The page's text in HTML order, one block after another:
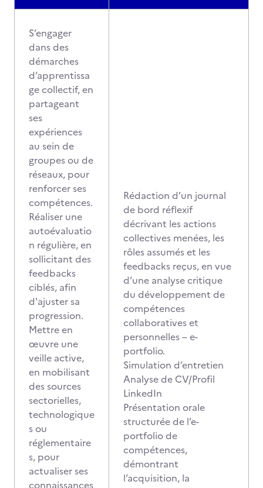
S’engager
dans des
démarches
d’apprentissa
ge collectif, en
partageant
ses
expériences
au sein de
groupes ou de
réseaux, pour
renforcer ses
compétences.
Réaliser une
autoévaluatio
n régulière, en
sollicitant des
feedbacks
ciblés, afin
d'ajuster sa
progression.
Mettre en
œuvre une
veille active,
en mobilisant
des sources
sectorielles,
technologique
s ou
réglementaire
s, pour
actualiser ses
connaissances
Rédaction d’un journal
de bord réflexif
décrivant les actions
collectives menées, les
rôles assumés et les
feedbacks reçus, en vue
d’une analyse critique
du développement de
compétences
collaboratives et
personnelles – e-
portfolio.
Simulation d’entretien
Analyse de CV/Profil
LinkedIn
Présentation orale
structurée de l’e-
portfolio de
compétences,
démontrant
l’acquisition, la